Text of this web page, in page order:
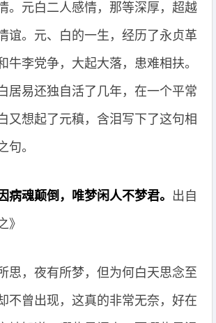
。元白二人感情，那等深厚，超越
谊。元、白的一生，经历了永贞革
牛李党争，大起大落，患难相扶。
居易还独自活了几年，在一个平常
又想起了元稹，含泪写下了这句相
句。
病魂颠倒，唯梦闲人不梦君。 出自
》
思，夜有所梦，但为何白天思念至
不曾出现，这真的非常无奈，好在